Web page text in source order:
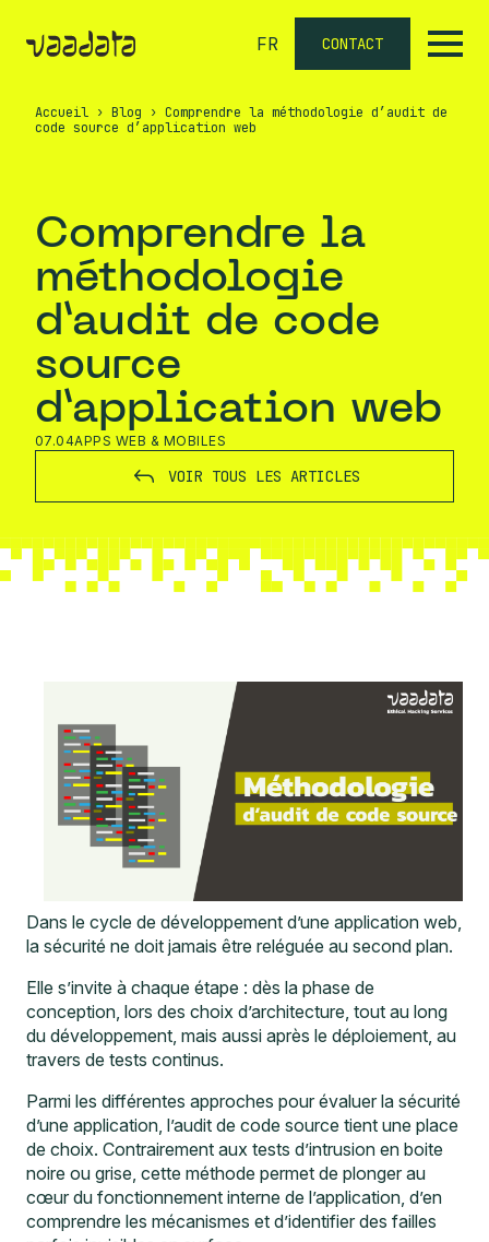
FR CONTACT
Accueil › Blog › Comprendre la méthodologie d’audit de
code source d’application web
Comprendre la
méthodologie
d’audit de code
source
d’application web
07.04APPS WEB & MOBILES
VOIR TOUS LES ARTICLES
Dans le cycle de développement d’une application web,
la sécurité ne doit jamais être reléguée au second plan.
Elle s’invite à chaque étape : dès la phase de
conception, lors des choix d’architecture, tout au long
du développement, mais aussi après le déploiement, au
travers de tests continus.
Parmi les différentes approches pour évaluer la sécurité
d’une application, l’audit de code source tient une place
de choix. Contrairement aux tests d’intrusion en boite
noire ou grise, cette méthode permet de plonger au
cœur du fonctionnement interne de l’application, d’en
comprendre les mécanismes et d’identifier des failles